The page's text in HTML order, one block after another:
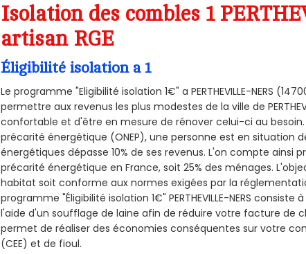
Isolation des combles 1
artisan RGE
Éligibilité isolation a 1
Le programme "Eligibilité isolation 1€" a PERTHEVILLE-NERS
permettre aux revenus les plus modestes de la ville de
confortable et d'être en mesure de rénover celui-ci au
précarité énergétique (ONEP), une personne est en situation
énergétiques dépasse 10% de ses revenus. L'on compte ainsi
précarité énergétique en France, soit 25% des ménages.
habitat soit conforme aux normes exigées par la
programme "Éligibilité isolation 1€" PERTHEVILLE-NERS
l'aide d'un soufflage de laine afin de réduire votre facture de
permet de réaliser des économies conséquentes sur votre
(CEE) et de fioul.